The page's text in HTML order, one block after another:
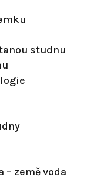
studnu
země voda